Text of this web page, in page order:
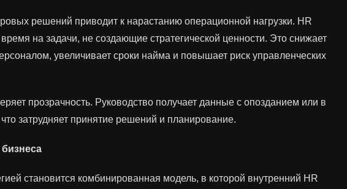
решений приводит к нарастанию операционной нагрузки. HR
на задачи, не создающие стратегической ценности. Это снижает
увеличивает сроки найма и повышает риск управленческих
прозрачность. Руководство получает данные с опозданием или в
затрудняет принятие решений и планирование.
становится комбинированная модель, в которой внутренний HR